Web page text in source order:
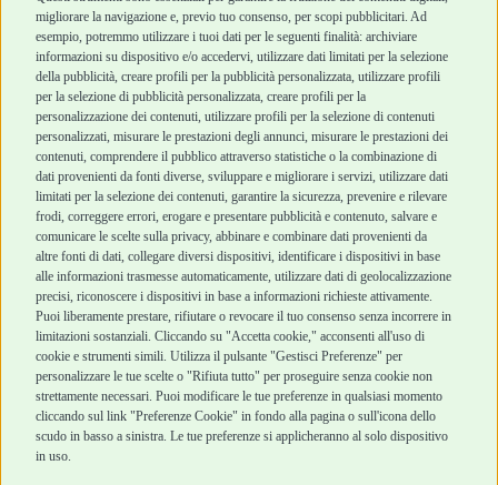
migliorare la navigazione e, previo tuo consenso, per scopi pubblicitari. Ad
esempio, potremmo utilizzare i tuoi dati per le seguenti finalità: archiviare
informazioni su dispositivo e/o accedervi, utilizzare dati limitati per la selezione
della pubblicità, creare profili per la pubblicità personalizzata, utilizzare profili
per la selezione di pubblicità personalizzata, creare profili per la
personalizzazione dei contenuti, utilizzare profili per la selezione di contenuti
personalizzati, misurare le prestazioni degli annunci, misurare le prestazioni dei
contenuti, comprendere il pubblico attraverso statistiche o la combinazione di
dati provenienti da fonti diverse, sviluppare e migliorare i servizi, utilizzare dati
limitati per la selezione dei contenuti, garantire la sicurezza, prevenire e rilevare
frodi, correggere errori, erogare e presentare pubblicità e contenuto, salvare e
comunicare le scelte sulla privacy, abbinare e combinare dati provenienti da
altre fonti di dati, collegare diversi dispositivi, identificare i dispositivi in base
alle informazioni trasmesse automaticamente, utilizzare dati di geolocalizzazione
precisi, riconoscere i dispositivi in base a informazioni richieste attivamente.
Puoi liberamente prestare, rifiutare o revocare il tuo consenso senza incorrere in
limitazioni sostanziali. Cliccando su "Accetta cookie," acconsenti all'uso di
cookie e strumenti simili. Utilizza il pulsante "Gestisci Preferenze" per
personalizzare le tue scelte o "Rifiuta tutto" per proseguire senza cookie non
strettamente necessari. Puoi modificare le tue preferenze in qualsiasi momento
cliccando sul link "Preferenze Cookie" in fondo alla pagina o sull'icona dello
scudo in basso a sinistra. Le tue preferenze si applicheranno al solo dispositivo
in uso.
Top Quality
Robinson Pet Shop
Chi siamo
Punti vendita
Marchi
Blog
Assistenza Robinson
Pet Shop
Offerte
Promozioni
Recensioni Feedaty
Acquisti sicuri
Termini e condizioni
di vendita
Cashback
Metodi di
pagamento
Recesso e Reso
Spedizioni
Robinson Pet Shop S.r.l.
Via V. Giovanni Schiaparelli, 21 – 47122 Forlì (FC)
P.iva 04095130409 | REA: FO 329541
info@robinsonpetshop.it | Tel. 0543 096850